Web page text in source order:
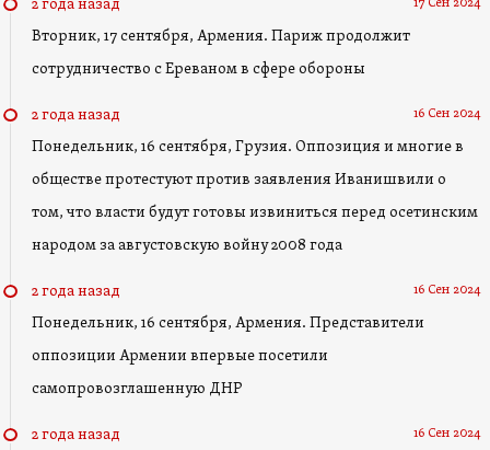
2 года назад
Вторник, 17 сентября, Армения. Париж продолжит
сотрудничество с Ереваном в сфере обороны
2 года назад 16 Сен 2024
Понедельник, 16 сентября, Грузия. Оппозиция и многие в
обществе протестуют против заявления Иванишвили о
том, что власти будут готовы извиниться перед осетинским
народом за августовскую войну 2008 года
2 года назад 16 Сен 2024
Понедельник, 16 сентября, Армения. Представители
оппозиции Армении впервые посетили
самопровозглашенную ДНР
2 года назад 16 Сен 2024